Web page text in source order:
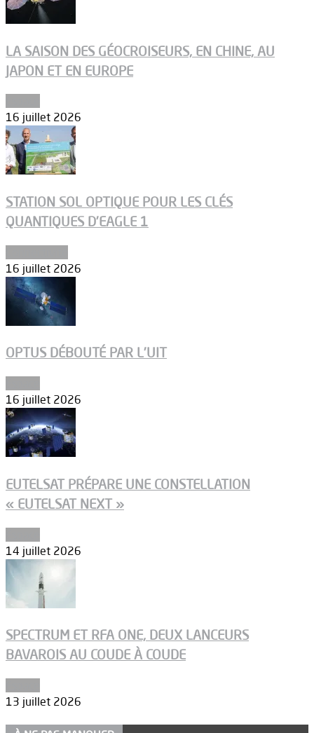
LA SAISON DES GÉOCROISEURS, EN CHINE, AU
JAPON ET EN EUROPE
16 juillet 2026
STATION SOL OPTIQUE POUR LES CLÉS
QUANTIQUES D’EAGLE 1
16 juillet 2026
OPTUS DÉBOUTÉ PAR L’UIT
16 juillet 2026
EUTELSAT PRÉPARE UNE CONSTELLATION
« EUTELSAT NEXT »
14 juillet 2026
SPECTRUM ET RFA ONE, DEUX LANCEURS
BAVAROIS AU COUDE À COUDE
13 juillet 2026